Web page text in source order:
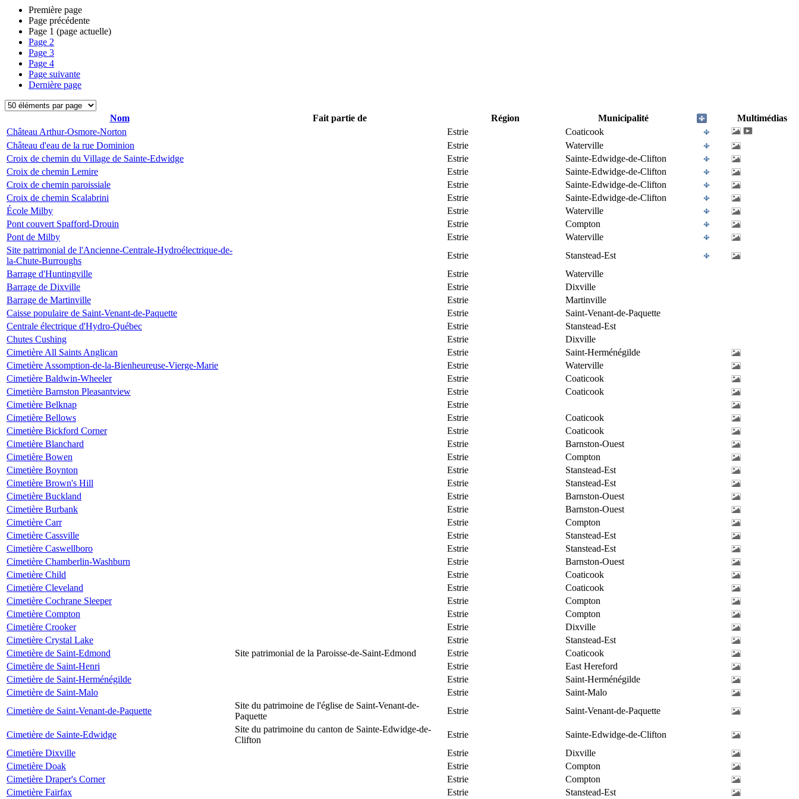
Première page
Page précédente
Page 1 (page actuelle)
Page 2
Page 3
Page 4
Page suivante
Dernière page
Nom Fait partie de Région Municipalité
Multimédias
Château Arthur-Osmore-Norton
Estrie
Coaticook
Château d'eau de la rue Dominion
Estrie
Waterville
Croix de chemin du Village de Sainte-Edwidge
Estrie
Sainte-Edwidge-de-Clifton
Croix de chemin Lemire
Estrie
Sainte-Edwidge-de-Clifton
Croix de chemin paroissiale
Estrie
Sainte-Edwidge-de-Clifton
Croix de chemin Scalabrini
Estrie
Sainte-Edwidge-de-Clifton
École Milby
Estrie
Waterville
Pont couvert Spafford-Drouin
Estrie
Compton
Pont de Milby
Estrie
Waterville
Site patrimonial de l'Ancienne-Centrale-Hydroélectrique-de-
la-Chute-Burroughs
Estrie
Stanstead-Est
Barrage d'Huntingville
Estrie
Waterville
Barrage de Dixville
Estrie
Dixville
Barrage de Martinville
Estrie
Martinville
Caisse populaire de Saint-Venant-de-Paquette
Estrie
Saint-Venant-de-Paquette
Centrale électrique d'Hydro-Québec
Estrie
Stanstead-Est
Chutes Cushing
Estrie
Dixville
Cimetière All Saints Anglican
Estrie
Saint-Herménégilde
Cimetière Assomption-de-la-Bienheureuse-Vierge-Marie
Estrie
Waterville
Cimetière Baldwin-Wheeler
Estrie
Coaticook
Cimetière Barnston Pleasantview
Estrie
Coaticook
Cimetière Belknap
Estrie
Cimetière Bellows
Estrie
Coaticook
Cimetière Bickford Corner
Estrie
Coaticook
Cimetière Blanchard
Estrie
Barnston-Ouest
Cimetière Bowen
Estrie
Compton
Cimetière Boynton
Estrie
Stanstead-Est
Cimetière Brown's Hill
Estrie
Stanstead-Est
Cimetière Buckland
Estrie
Barnston-Ouest
Cimetière Burbank
Estrie
Barnston-Ouest
Cimetière Carr
Estrie
Compton
Cimetière Cassville
Estrie
Stanstead-Est
Cimetière Caswellboro
Estrie
Stanstead-Est
Cimetière Chamberlin-Washburn
Estrie
Barnston-Ouest
Cimetière Child
Estrie
Coaticook
Cimetière Cleveland
Estrie
Coaticook
Cimetière Cochrane Sleeper
Estrie
Compton
Cimetière Compton
Estrie
Compton
Cimetière Crooker
Estrie
Dixville
Cimetière Crystal Lake
Estrie
Stanstead-Est
Cimetière de Saint-Edmond
Site patrimonial de la Paroisse-de-Saint-Edmond Estrie
Coaticook
Cimetière de Saint-Henri
Estrie
East Hereford
Cimetière de Saint-Herménégilde
Estrie
Saint-Herménégilde
Cimetière de Saint-Malo
Estrie
Saint-Malo
Cimetière de Saint-Venant-de-Paquette
Site du patrimoine de l'église de Saint-Venant-de-
Paquette
Estrie Saint-Venant-de-Paquette
Cimetière de Sainte-Edwidge
Site du patrimoine du canton de Sainte-Edwidge-de-
Clifton
Estrie
Sainte-Edwidge-de-Clifton
Cimetière Dixville
Estrie
Dixville
Cimetière Doak
Estrie
Compton
Cimetière Draper's Corner
Estrie
Compton
Cimetière Fairfax
Estrie Stanstead-Est